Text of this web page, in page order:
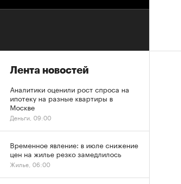
Лента новостей
Аналитики оценили рост спроса на
ипотеку на разные квартиры в
Москве
Деньги, 09:00
Временное явление: в июле снижение
цен на жилье резко замедлилось
Жилье, 06:00